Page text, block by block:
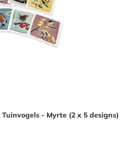
- Myrte (2 x 5 designs)